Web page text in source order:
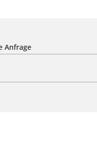
Anfrage